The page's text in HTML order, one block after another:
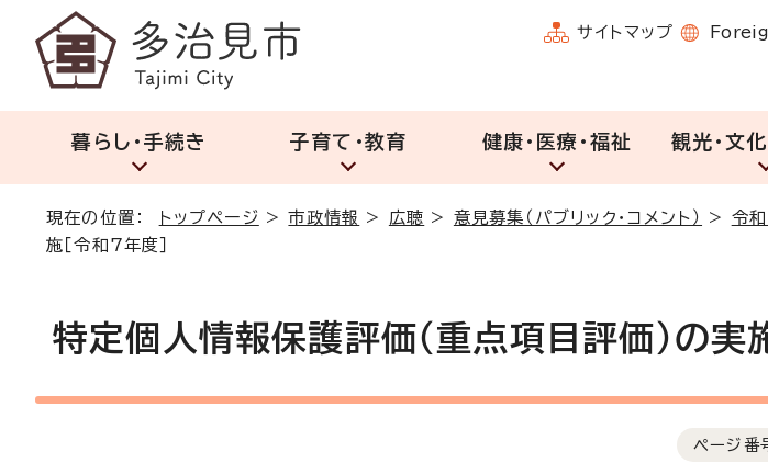
サイトマップ
暮らし・手続き 子育て・教育 健康・医療・福祉 観光・文
現在の位置： トップページ >市政情報 > 広聴 > 意見募集（パブリック・コメント） > 令
施［令和7年度］
特定個人情報保護評価（重点項目評価）の実
ページ番